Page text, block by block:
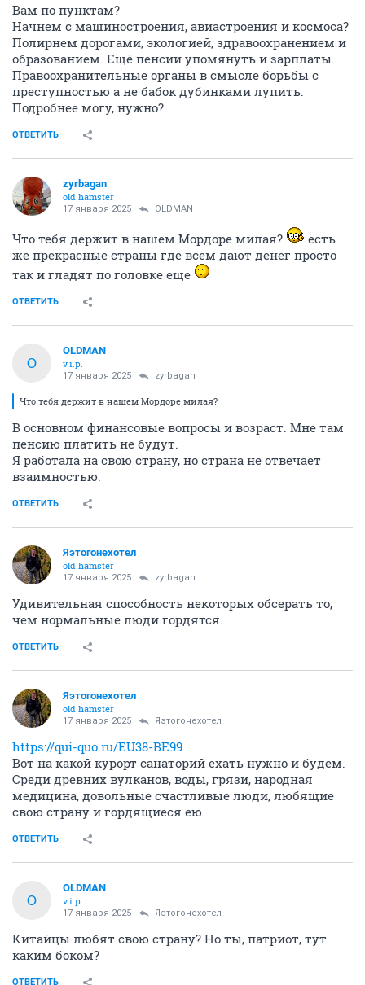
Вам по пунктам?
Начнем с машиностроения, авиастроения и космоса?
Полирнем дорогами, экологией, здравоохранением и
образованием. Ещё пенсии упомянуть и зарплаты.
Правоохранительные органы в смысле борьбы с
преступностью а не бабок дубинками лупить.
Подробнее могу, нужно?
ОТВЕТИТЬ
zyrbagan
old hamster
17 января 2025 OLDMAN
Что тебя держит в нашем Мордоре милая?
есть
же прекрасные страны где всем дают денег просто
так и гладят по головке еще
ОТВЕТИТЬ
O
OLDMAN
v.i.p.
17 января 2025 zyrbagan
Что тебя держит в нашем Мордоре милая?
В основном финансовые вопросы и возраст. Мне там
пенсию платить не будут.
Я работала на свою страну, но страна не отвечает
взаимностью.
ОТВЕТИТЬ
Яэтогонехотел
old hamster
17 января 2025 zyrbagan
Удивительная способность некоторых обсерать то,
чем нормальные люди гордятся.
ОТВЕТИТЬ
Яэтогонехотел
old hamster
17 января 2025 Яэтогонехотел
https://qui-quo.ru/EU38-BE99
Вот на какой курорт санаторий ехать нужно и будем.
Среди древних вулканов, воды, грязи, народная
медицина, довольные счастливые люди, любящие
свою страну и гордящиеся ею
ОТВЕТИТЬ
O
OLDMAN
v.i.p.
17 января 2025 Яэтогонехотел
Китайцы любят свою страну? Но ты, патриот, тут
каким боком?
ОТВЕТИТЬ